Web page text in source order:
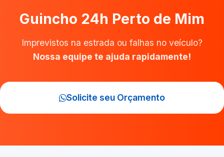
Guincho 24h Perto de Mim
Imprevistos na estrada ou falhas no veículo?
Nossa equipe te ajuda rapidamente!
Solicite seu Orçamento